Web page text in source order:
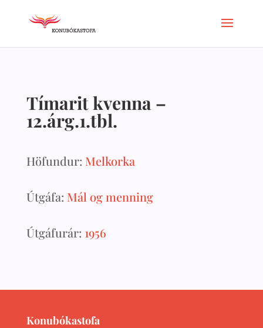
Tímarit kvenna –
12.árg.1.tbl.
Höfundur: Melkorka
Útgáfa: Mál og menning
Útgáfurár: 1956
Konubókastofa